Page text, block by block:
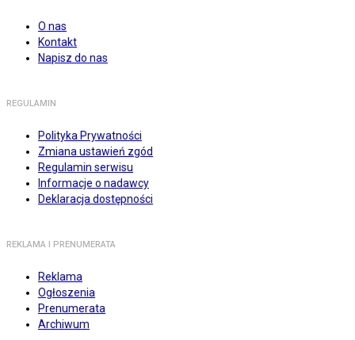
O nas
Kontakt
Napisz do nas
REGULAMIN
Polityka Prywatności
Zmiana ustawień zgód
Regulamin serwisu
Informacje o nadawcy
Deklaracja dostępności
REKLAMA I PRENUMERATA
Reklama
Ogłoszenia
Prenumerata
Archiwum